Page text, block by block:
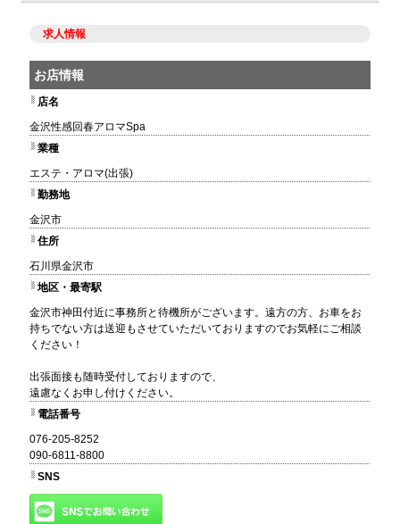
求人情報
お店情報
店名
金沢性感回春アロマSpa
業種
エステ・アロマ(出張)
勤務地
金沢市
住所
石川県金沢市
地区・最寄駅
金沢市神田付近に事務所と待機所がございます。遠方の方、お車をお
持ちでない方は送迎もさせていただいておりますのでお気軽にご相談
ください！
出張面接も随時受付しておりますので、
遠慮なくお申し付けください。
電話番号
076-205-8252
090-6811-8800
SNS